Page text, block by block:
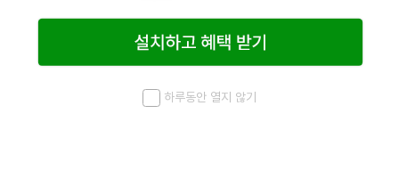
하루동안 열지 않기